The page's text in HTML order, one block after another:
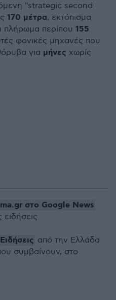
"strategic second
170 μέτρα, εκτόπισμα
πλήρωμα περίπου 155
φονικές μηχανές που
για μήνες χωρίς
στο Google News
ειδήσεις
Ειδήσεις από την Ελλάδα
συμβαίνουν, στο